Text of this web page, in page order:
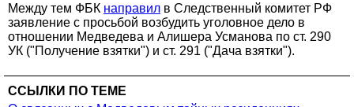
Между тем ФБК направил в Следственный комитет РФ
заявление с просьбой возбудить уголовное дело в
отношении Медведева и Алишера Усманова по ст. 290
УК ("Получение взятки") и ст. 291 ("Дача взятки").
ССЫЛКИ ПО ТЕМЕ